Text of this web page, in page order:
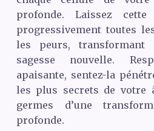
profonde. Laissez
progressivement toutes
les peurs, transformant
sagesse nouvelle.
apaisante, sentez-la
les plus secrets de votre
germes d’une
profonde.